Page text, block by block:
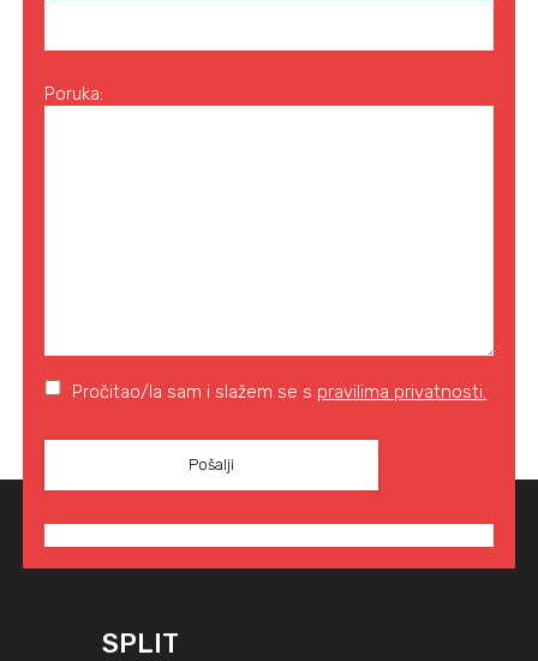
Poruka:
Pročitao/la sam i slažem se s pravilima privatnosti.
SPLIT